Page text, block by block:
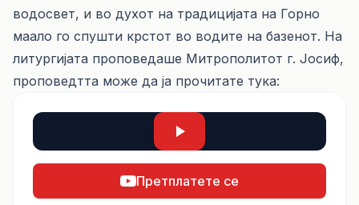
водосвет, и во духот на традицијата на Горно
маало го спушти крстот во водите на базенот. На
литургијата проповедаше Митрополитот г. Јосиф,
проповедтта може да ја прочитате тука:
Претплатете се